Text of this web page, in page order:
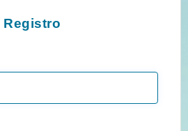
Registro